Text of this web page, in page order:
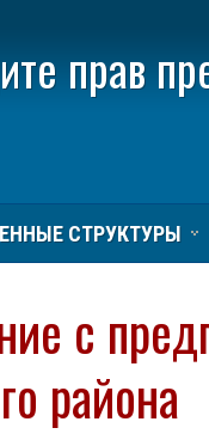
прав
СТРУКТУРЫ
с
района